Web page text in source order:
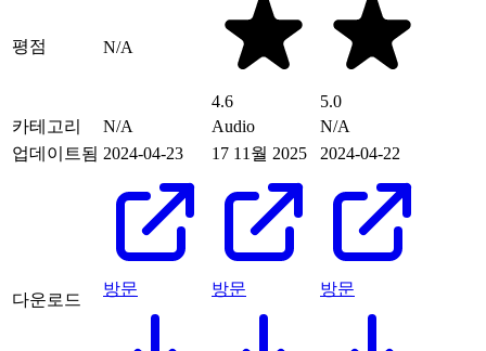
평점 N/A
4.6
5.0
카테고리
N/A Audio
N/A
업데이트됨 2024-04-23 17 11월 2025 2024-04-22
다운로드
방문 방문 방문